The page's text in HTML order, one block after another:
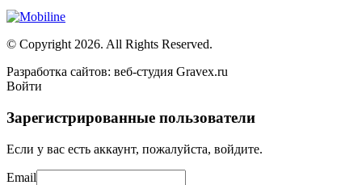
© Copyright 2026. All Rights Reserved.
Разработка сайтов: веб-студия Gravex.ru
Войти
Зарегистрированные пользователи
Если у вас есть аккаунт, пожалуйста, войдите.
Email